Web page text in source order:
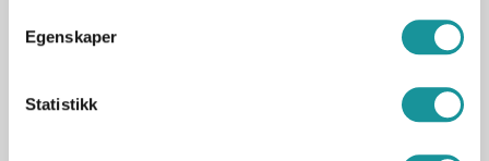
Egenskaper
Statistikk